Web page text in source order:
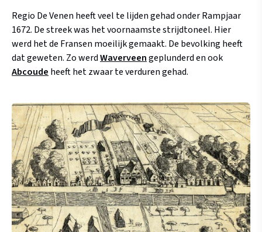
Regio De Venen heeft veel te lijden gehad onder Rampjaar
1672. De streek was het voornaamste strijdtoneel. Hier
werd het de Fransen moeilijk gemaakt. De bevolking heeft
dat geweten. Zo werdWaverveengeplunderd en ook
Abcoude heeft het zwaar te verduren gehad.